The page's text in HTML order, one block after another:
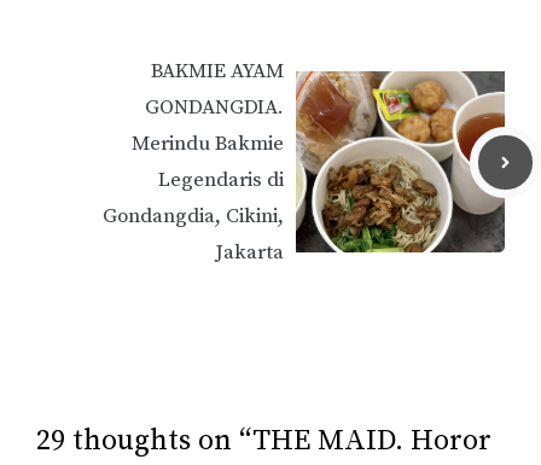
BAKMIE AYAM
GONDANGDIA.
Merindu Bakmie
Legendaris di
Gondangdia, Cikini,
Jakarta
29 thoughts on “THE MAID. Horor